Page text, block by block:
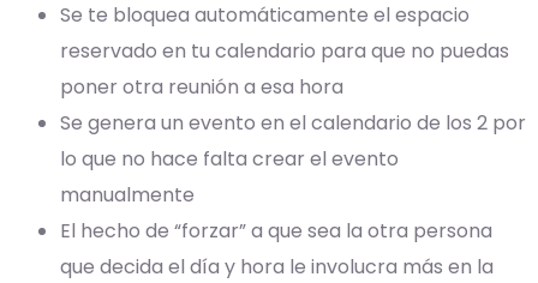
Se te bloquea automáticamente el espacio
reservado en tu calendario para que no puedas
poner otra reunión a esa hora
Se genera un evento en el calendario de los 2 por
lo que no hace falta crear el evento
manualmente
El hecho de “forzar” a que sea la otra persona
que decida el día y hora le involucra más en la